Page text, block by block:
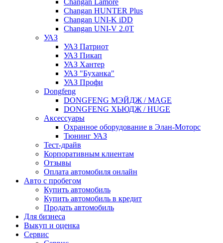
Changan Lamore
Changan HUNTER Plus
Changan UNI-K iDD
Changan UNI-V 2.0T
УАЗ
УАЗ Патриот
УАЗ Пикап
УАЗ Хантер
УАЗ "Буханка"
УАЗ Профи
Dongfeng
DONGFENG МЭЙДЖ / MAGE
DONGFENG ХЬЮДЖ / HUGE
Аксессуары
Охранное оборудование в Элан-Моторс
Тюнинг УАЗ
Тест-драйв
Корпоративным клиентам
Отзывы
Оплата автомобиля онлайн
Авто с пробегом
Купить автомобиль
Купить автомобиль в кредит
Продать автомобиль
Для бизнеса
Выкуп и оценка
Сервис